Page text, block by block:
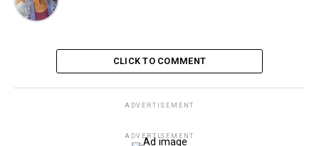
CLICK TO COMMENT
ADVERTISEMENT
ADVERTISEMENT